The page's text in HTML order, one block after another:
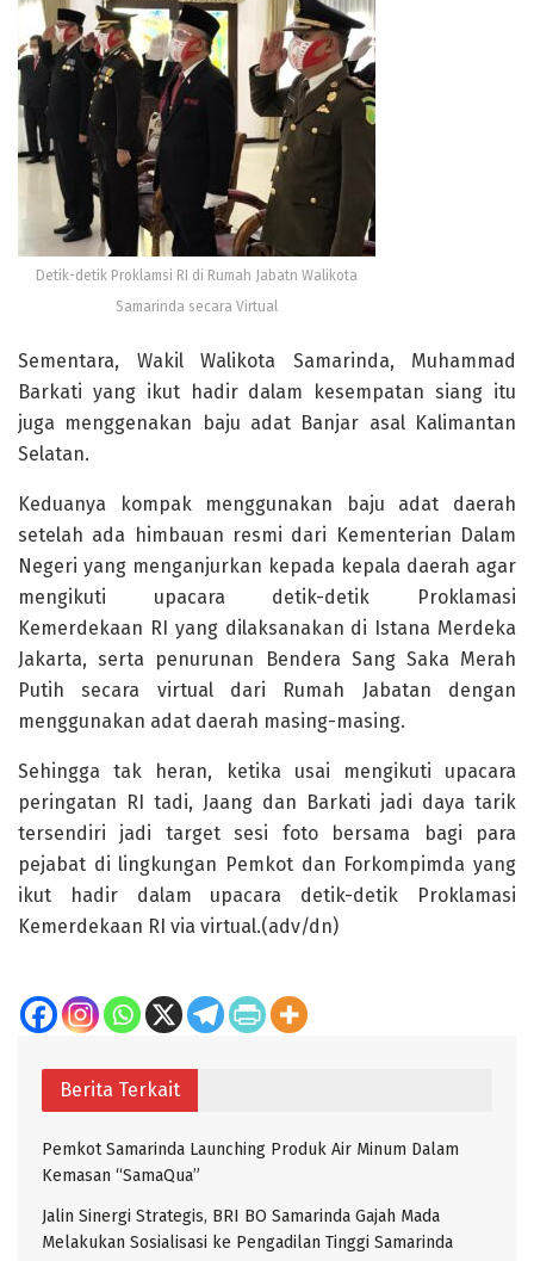
Detik-detik Proklamsi RI di Rumah Jabatn Walikota
Samarinda secara Virtual
Sementara, Wakil Walikota Samarinda, Muhammad
Barkati yang ikut hadir dalam kesempatan siang itu
juga menggenakan baju adat Banjar asal Kalimantan
Selatan.
Keduanya kompak menggunakan baju adat daerah
setelah ada himbauan resmi dari Kementerian Dalam
Negeri yang menganjurkan kepada kepala daerah agar
mengikuti upacara detik-detik Proklamasi
Kemerdekaan RI yang dilaksanakan di Istana Merdeka
Jakarta, serta penurunan Bendera Sang Saka Merah
Putih secara virtual dari Rumah Jabatan dengan
menggunakan adat daerah masing-masing.
Sehingga tak heran, ketika usai mengikuti upacara
peringatan RI tadi, Jaang dan Barkati jadi daya tarik
tersendiri jadi target sesi foto bersama bagi para
pejabat di lingkungan Pemkot dan Forkompimda yang
ikut hadir dalam upacara detik-detik Proklamasi
Kemerdekaan RI via virtual.(adv/dn)
Berita Terkait
Pemkot Samarinda Launching Produk Air Minum Dalam
Kemasan “SamaQua”
Jalin Sinergi Strategis, BRI BO Samarinda Gajah Mada
Melakukan Sosialisasi ke Pengadilan Tinggi Samarinda